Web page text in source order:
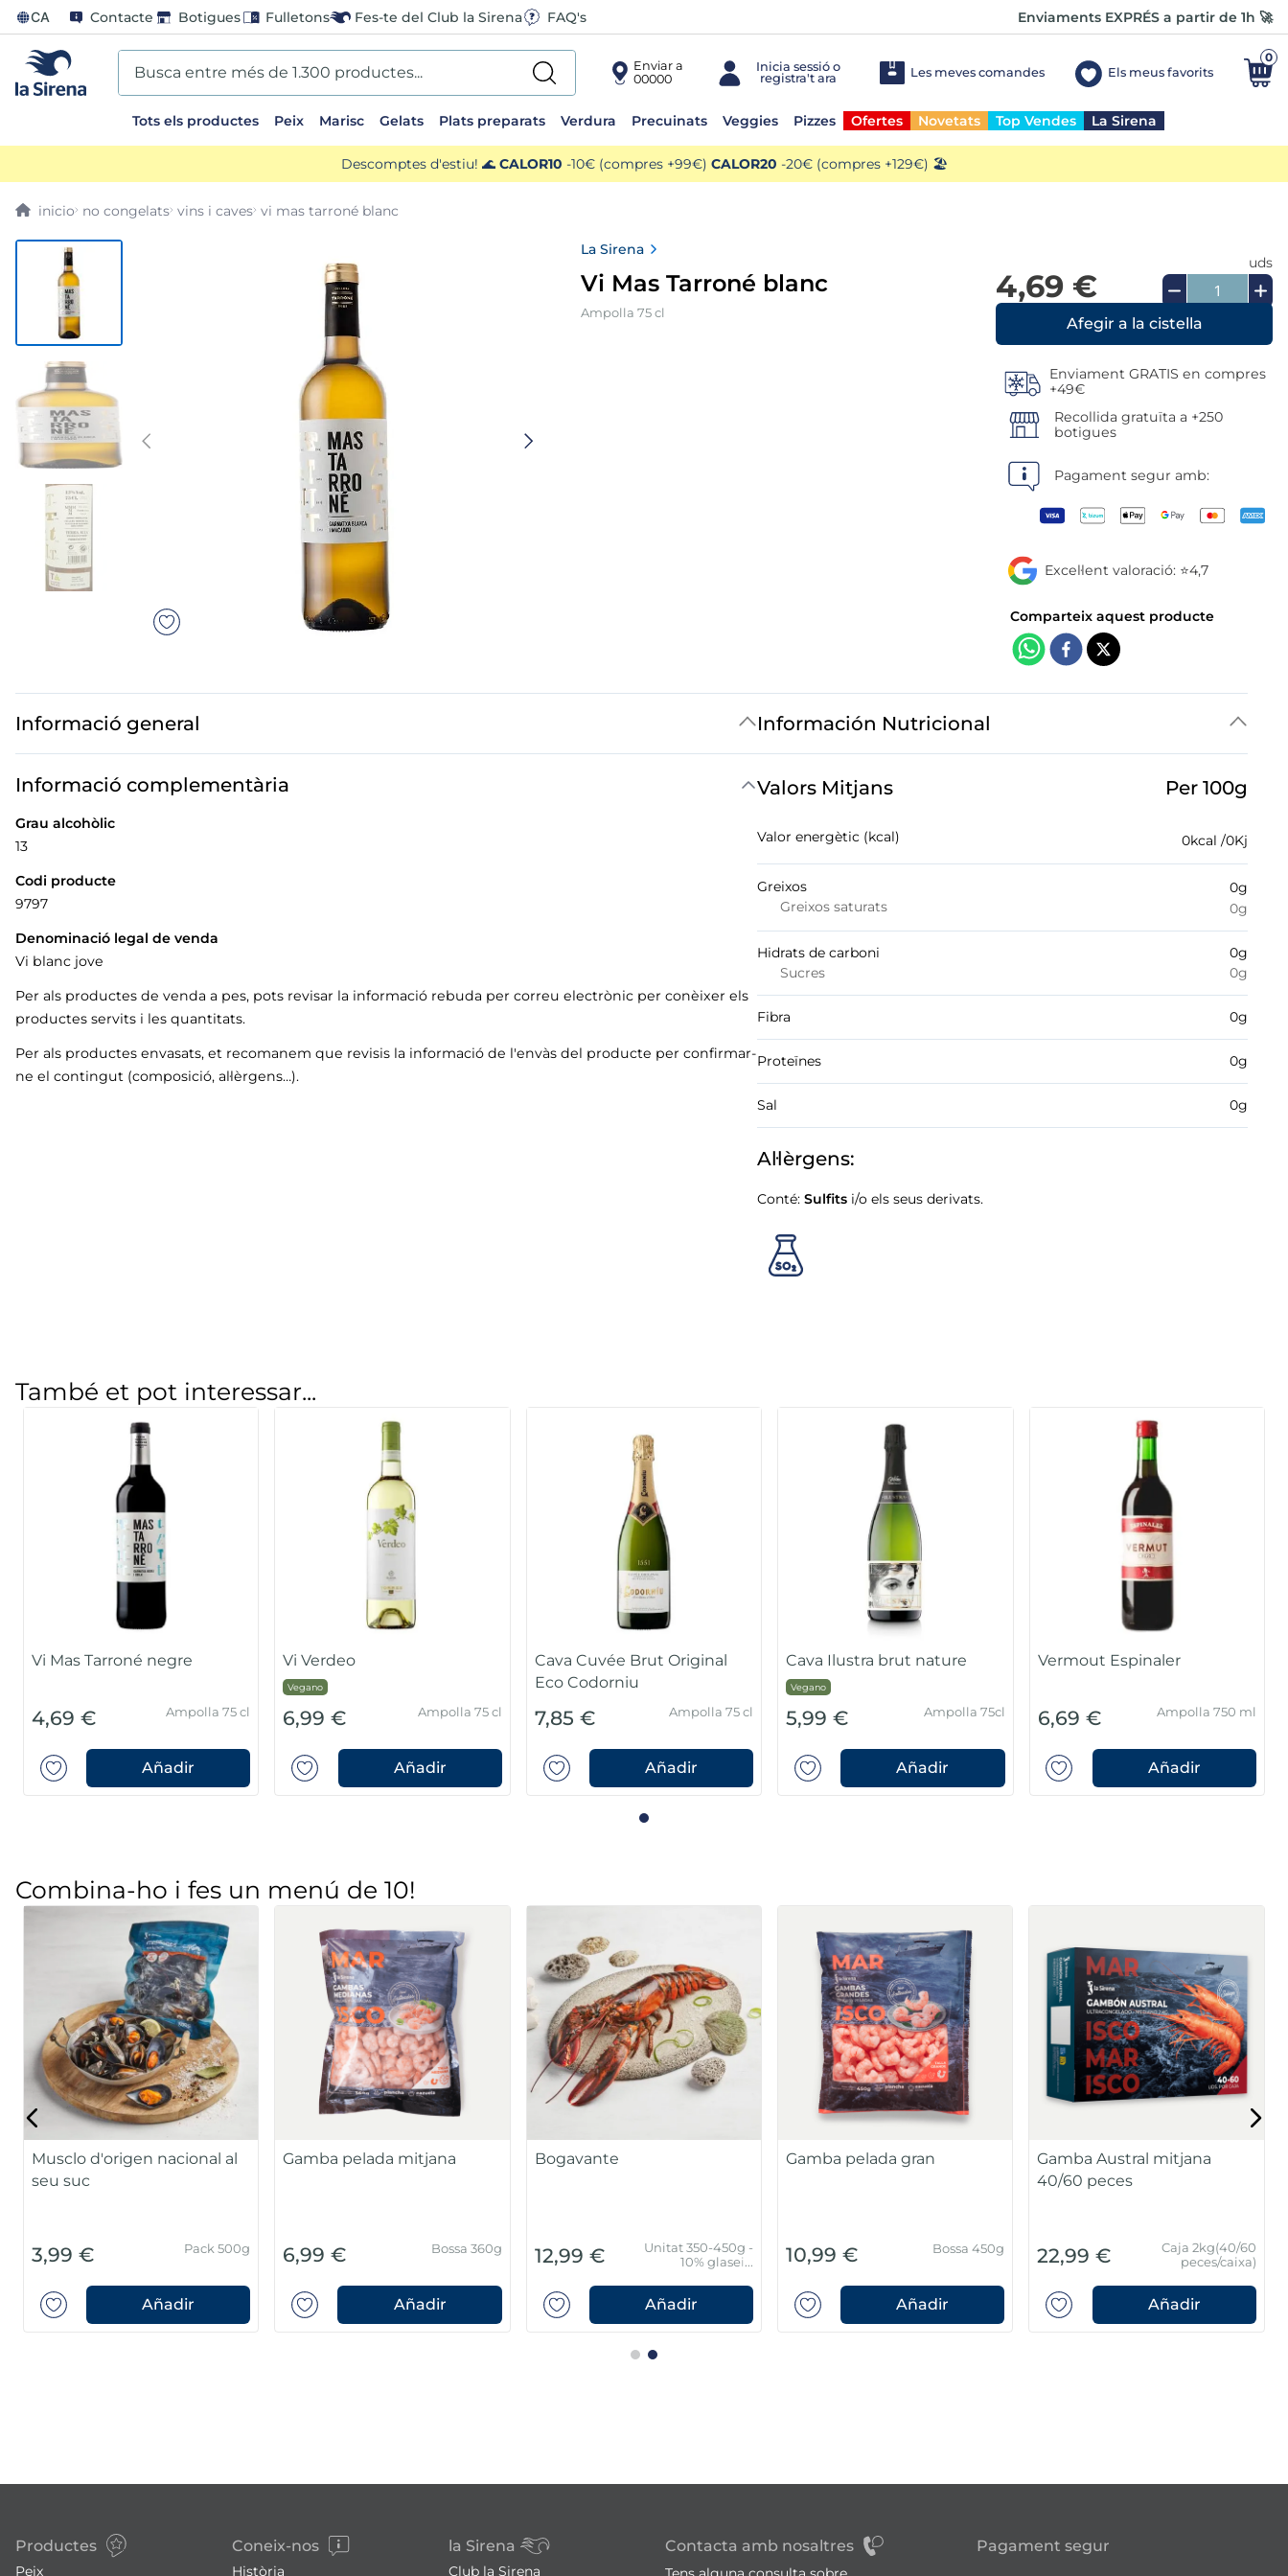
CA Contacte Botigues Fulletons Fes-te del Club la Sirena FAQ's Enviaments EXPRÉS a partir de 1h 🚀
Busca entre més de 1.300 productes...
Enviar a
00000
Les meves comandes Els meus favorits
0
Tots els productes Peix Marisc Gelats Plats preparats Verdura Precuinats Veggies Pizzes Ofertes Novetats Top Vendes La Sirena
Descomptes d'estiu! 🌊 CALOR10 -10€ (compres +99€) CALOR20 -20€ (compres +129€) 🏖️
no congelats vins i caves vi mas tarroné blanc
La Sirena
Vi Mas Tarroné blanc
Ampolla 75 cl
4,69 €
uds
Enviament GRATIS en compres
+49€
Recollida gratuïta a +250
botigues
Pagament segur amb:
Excel·lent valoració: ⭐4,7
Informació general
Informació complementària
Grau alcohòlic
13
Codi producte
9797
Denominació legal de venda
Vi blanc jove
Per als productes de venda a pes, pots revisar la informació rebuda per correu electrònic per conèixer els
productes servits i les quantitats.
Per als productes envasats, et recomanem que revisis la informació de l'envàs del producte per confirmar-
ne el contingut (composició, al·lèrgens…).
Información Nutricional
Valors Mitjans Per 100g
Valor energètic (kcal) 0kcal /0Kj
Greixos
Greixos saturats
0g
0g
Hidrats de carboni
Sucres
0g
0g
Fibra 0g
Proteïnes 0g
Sal 0g
Al·lèrgens:
Conté: Sulfits i/o els seus derivats.
També et pot interessar...
Vi Mas Tarroné negre
4,69 € Ampolla 75 cl
Añadir
Vi Verdeo
Vegano
6,99 € Ampolla 75 cl
Añadir
Cava Cuvée Brut Original
Eco Codorniu
7,85 € Ampolla 75 cl
Añadir
Cava Ilustra brut nature
Vegano
5,99 € Ampolla 75cl
Añadir
Vermout Espinaler
6,69 € Ampolla 750 ml
Añadir
Combina-ho i fes un menú de 10!
Musclo d'origen nacional al
seu suc
3,99 € Pack 500g
Añadir
Gamba pelada mitjana
6,99 € Bossa 360g
Añadir
Bogavante
12,99 €
Unitat 350-450g -
10% glaseig
Añadir
Gamba pelada gran
10,99 € Bossa 450g
Añadir
Gamba Austral mitjana
40/60 peces
22,99 €
Caja 2kg(40/60
peces/caixa)
Añadir
Productes
Peix
Coneix-nos
Història
la Sirena
Club la Sirena
Contacta amb nosaltres Pagament segur
sirena
helado
premium
troceado